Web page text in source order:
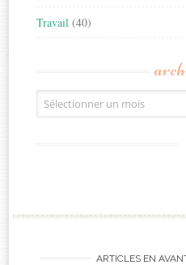
Travail (40)
Archives
ARTICLES EN